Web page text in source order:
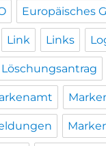
Europäisches
Link Links
Löschungsantrag